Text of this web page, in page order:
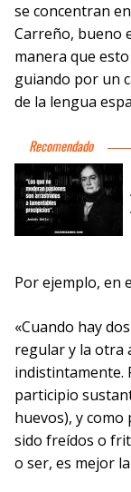
se concentran
Carreño, bueno
manera que
guiando por un
de la lengua
Por ejemplo, en
«Cuando hay
regular y la otra
indistintamente.
participio
huevos), y
sido freídos o
o ser, es mejor